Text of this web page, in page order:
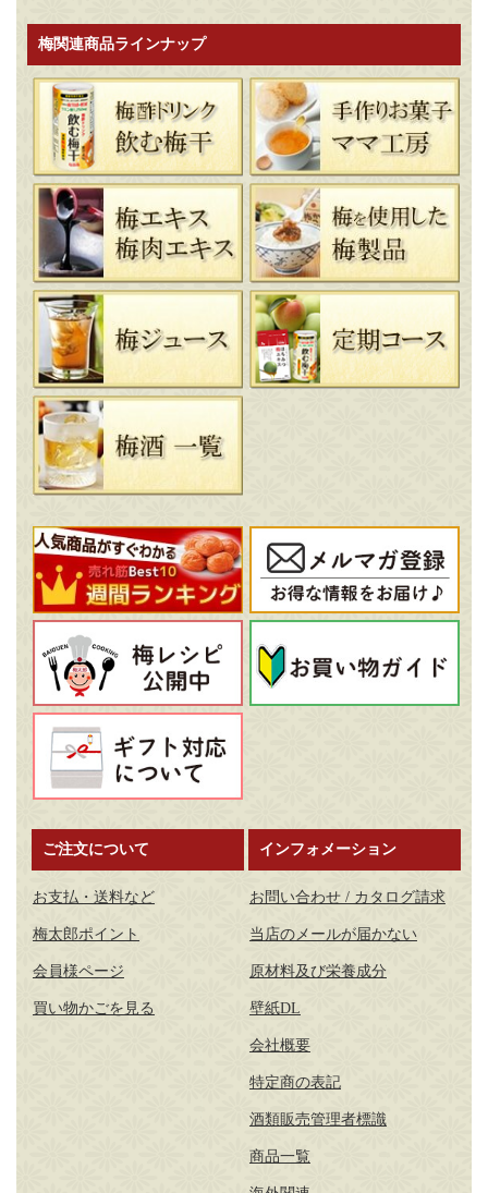
梅関連商品ラインナップ
ご注文について
お支払・送料など
梅太郎ポイント
会員様ページ
買い物かごを見る
インフォメーション
お問い合わせ / カタログ請求
当店のメールが届かない
原材料及び栄養成分
壁紙DL
会社概要
特定商の表記
酒類販売管理者標識
商品一覧